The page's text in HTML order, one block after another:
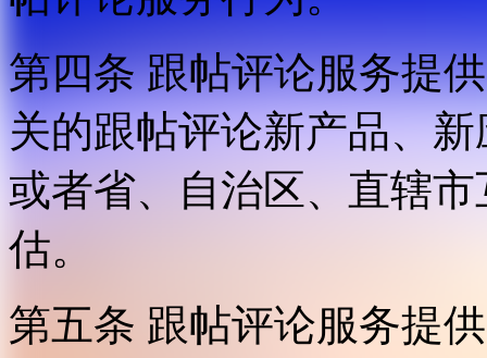
第四条 跟帖评论服务提
关的跟帖评论新产品、
或者省、自治区、直辖
估。
第五条 跟帖评论服务提